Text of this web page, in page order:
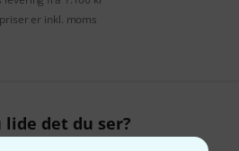
er inkl. moms
lide det du ser?